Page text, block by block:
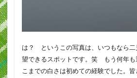
は？ というこの写真は、いつもなら二
望できるスポットです。笑 もう何年も
こまでの白さは初めての経験でした。